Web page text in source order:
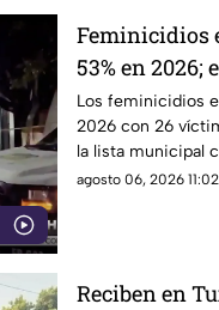
Feminicidios
53% en
con la
Los feminicidios
2026 con 26
la lista municipal
FGE.
agosto 06, 2026
Reciben en